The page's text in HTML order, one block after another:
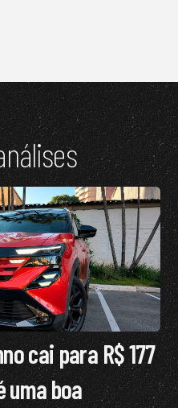
cai para R$ 177
uma boa